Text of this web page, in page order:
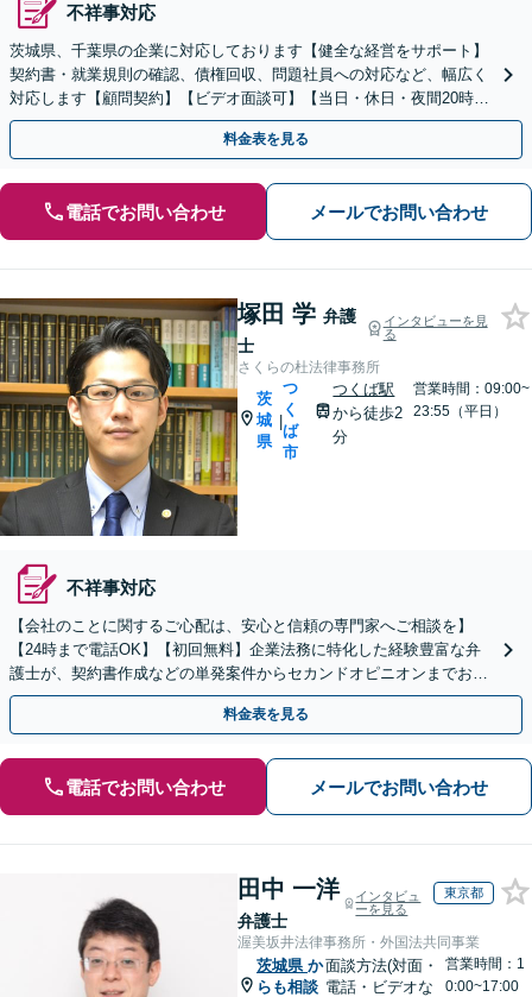
不祥事対応
茨城県、千葉県の企業に対応しております【健全な経営をサポート】
契約書・就業規則の確認、債権回収、問題社員への対応など、幅広く
対応します【顧問契約】【ビデオ面談可】【当日・休日・夜間20時ま
でのご相談可】【南守谷駅10分】
料金表を見る
電話でお問い合わせ メールでお問い合わせ
塚田 学 弁護
士
インタビューを見
る
さくらの杜法律事務所
茨
城
県
|
つ
く
ば
市
つくば駅
から徒歩2
分
営業時間：09:00~
23:55（平日）
不祥事対応
【会社のことに関するご心配は、安心と信頼の専門家へご相談を】
【24時まで電話OK】【初回無料】企業法務に特化した経験豊富な弁
護士が、契約書作成などの単発案件からセカンドオピニオンまでお客
さまのニーズに応じ柔軟に対応いたします。
料金表を見る
電話でお問い合わせ メールでお問い合わせ
田中 一洋
弁護士
インタビュ
ーを見る
東京都
渥美坂井法律事務所・外国法共同事業
茨城県 か
らも相談
面談方法(対面・
電話・ビデオな
営業時間：1
0:00~17:00